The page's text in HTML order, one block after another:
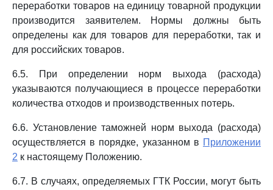
переработки товаров на единицу товарной продукции
производится заявителем. Нормы должны быть
определены как для товаров для переработки, так и
для российских товаров.
6.5. При определении норм выхода (расхода)
указываются получающиеся в процессе переработки
количества отходов и производственных потерь.
6.6. Установление таможней норм выхода (расхода)
осуществляется в порядке, указанном в Приложении
2 к настоящему Положению.
6.7. В случаях, определяемых ГТК России, могут быть